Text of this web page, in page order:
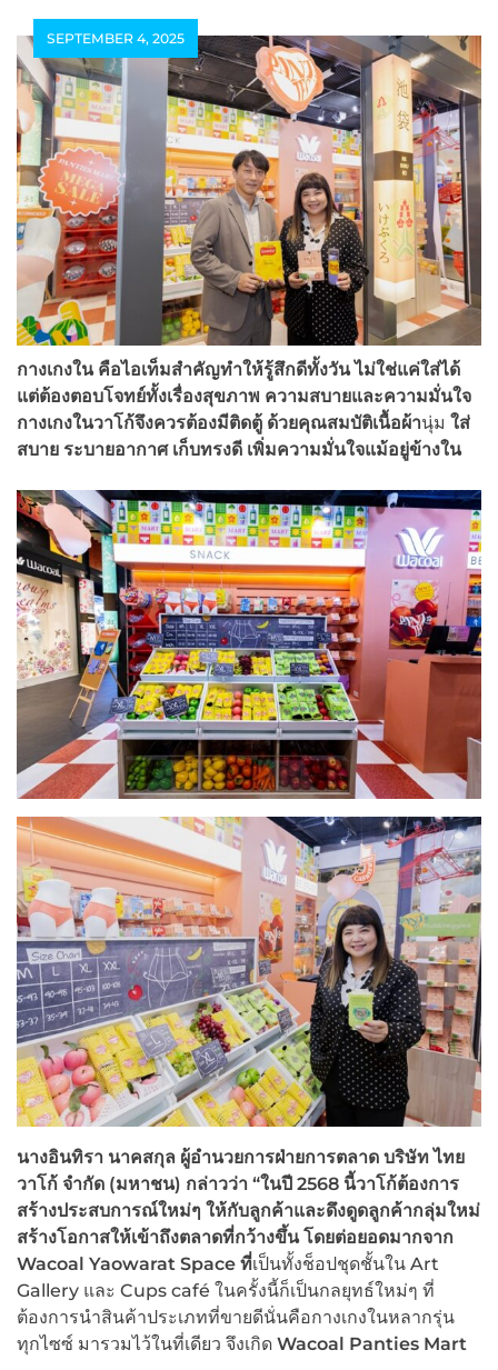
SEPTEMBER 4, 2025
กางเกงใน คือไอเท็มสำคัญทำให้รู้สึกดีทั้งวัน ไม่ใช่แค่ใส่ได้
แต่ต้องตอบโจทย์ทั้งเรื่องสุขภาพ ความสบายและความมั่นใจ
กางเกงในวาโก้จึงควรต้องมีติดตู้ ด้วยคุณสมบัติเนื้อผ้านุ่ม ใส่
สบาย ระบายอากาศ เก็บทรงดี เพิ่มความมั่นใจแม้อยู่ข้างใน
นางอินทิรา นาคสกุล ผู้อำนวยการฝ่ายการตลาด บริษัท ไทย
วาโก้ จำกัด (มหาชน) กล่าวว่า “ในปี 2568 นี้วาโก้ต้องการ
สร้างประสบการณ์ใหม่ๆ ให้กับลูกค้าและดึงดูดลูกค้ากลุ่มใหม่
สร้างโอกาสให้เข้าถึงตลาดที่กว้างขึ้น โดยต่อยอดมากจาก
Wacoal Yaowarat Space ที่เป็นทั้งช็อปชุดชั้นใน Art
Gallery และ Cups café ในครั้งนี้ก็เป็นกลยุทธ์ใหม่ๆ ที่
ต้องการนำสินค้าประเภทที่ขายดีนั่นคือกางเกงในหลากรุ่น
ทุกไซซ์ มารวมไว้ในที่เดียว จึงเกิด Wacoal Panties Mart